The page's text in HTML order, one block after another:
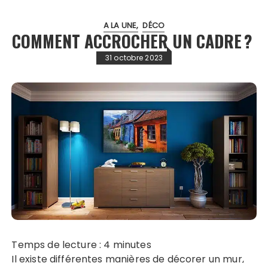
A LA UNE DÉCO
COMMENT ACCROCHER UN CADRE ?
31 octobre 2023
Temps de lecture : 4 minutes
Il existe différentes manières de décorer un mur,